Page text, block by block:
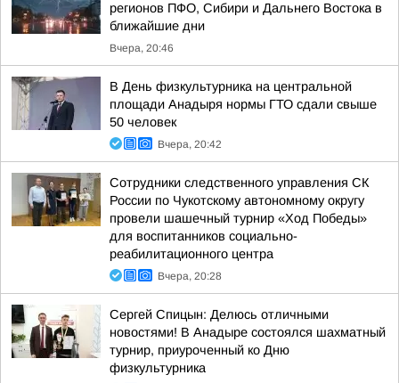
регионов ПФО, Сибири и Дальнего Востока в
ближайшие дни
Вчера, 20:46
В День физкультурника на центральной
площади Анадыря нормы ГТО сдали свыше
50 человек
Вчера, 20:42
Сотрудники следственного управления СК
России по Чукотскому автономному округу
провели шашечный турнир «Ход Победы»
для воспитанников социально-
реабилитационного центра
Вчера, 20:28
Сергей Спицын: Делюсь отличными
новостями! В Анадыре состоялся шахматный
турнир, приуроченный ко Дню
физкультурника